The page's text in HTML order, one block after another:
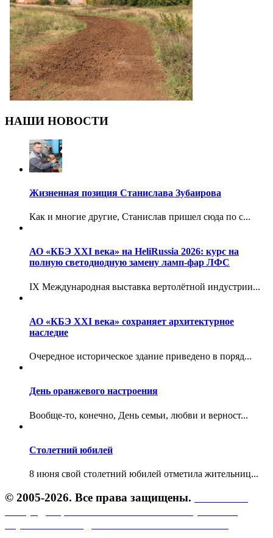
НАШИ НОВОСТИ
Жизненная позиция Станислава Зубаирова
Как и многие другие, Станислав пришел сюда по с...
АО «КБЭ XXI века» на HeliRussia 2026: курс на
полную светодиодную замену ламп-фар ЛФС
IX Международная выставка вертолётной индустрии...
АО «КБЭ XXI века» сохраняет архитектурное
наследие
Очередное историческое здание приведено в поряд...
День оранжевого настроения
Вообще-то, конечно, День семьи, любви и верност...
Столетний юбилей
8 июня свой столетний юбилей отметила жительниц...
© 2005-2026. Все права защищены.